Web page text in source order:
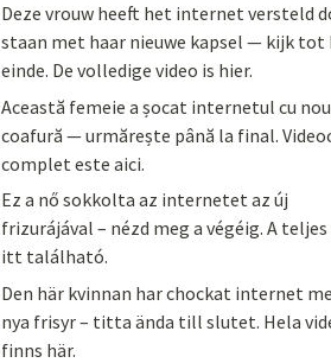
Deze vrouw heeft het internet versteld
staan met haar nieuwe kapsel — kijk tot
einde. De volledige video is hier.
Această femeie a șocat internetul cu
coafură — urmărește până la final.
complet este aici.
Ez a nő sokkolta az internetet az új
frizurájával – nézd meg a végéig. A teljes
itt található.
Den här kvinnan har chockat internet
nya frisyr – titta ända till slutet. Hela
finns här.